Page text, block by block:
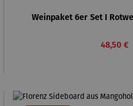
Weinpaket 6er Set I
48,50 €